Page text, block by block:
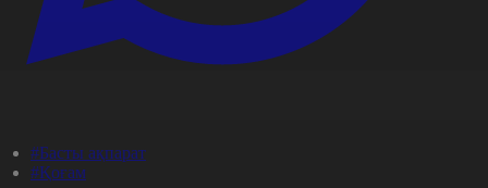
#Басты ақпарат
#Қоғам